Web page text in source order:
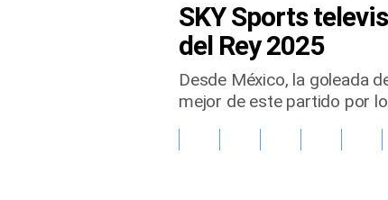
SKY Sports
del Rey 2025
Desde México, la goleada
mejor de este partido por